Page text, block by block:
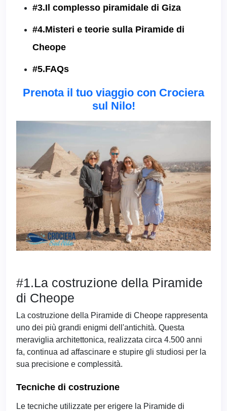
#3.Il complesso piramidale di Giza
#4.Misteri e teorie sulla Piramide di
Cheope
#5.FAQs
Prenota il tuo viaggio con Crociera
sul Nilo!
#1.La costruzione della Piramide
di Cheope
La costruzione della Piramide di Cheope rappresenta
uno dei più grandi enigmi dell'antichità. Questa
meraviglia architettonica, realizzata circa 4.500 anni
fa, continua ad affascinare e stupire gli studiosi per la
sua precisione e complessità.
Tecniche di costruzione
Le tecniche utilizzate per erigere la Piramide di